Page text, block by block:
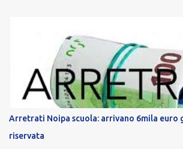
dedicato alle donne vittime di violenza di
normativa nazionale e con l’obiettivo di
supporto in situazioni delicate. L’indennità
è un unicum in Italia: si tratta di una misura
Provincia autonoma di Bolzano, che integra
stipendio nazionale grazie alle prerogative
dall’autonomia locale. Non è un bonus
compenso accessorio, ma una voce strutturale
Arretrati Noipa scuola: arrivano 6mila euro
riservata